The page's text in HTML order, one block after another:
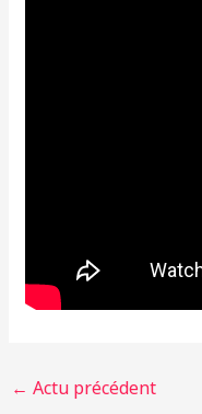
← Actu précédent